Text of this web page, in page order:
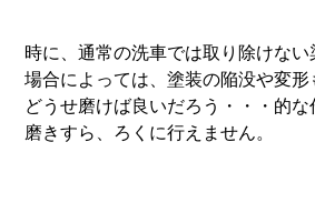
時に、通常の洗車では取り除けない
場合によっては、塗装の陥没や変形
どうせ磨けば良いだろう・・・的な
磨きすら、ろくに行えません。